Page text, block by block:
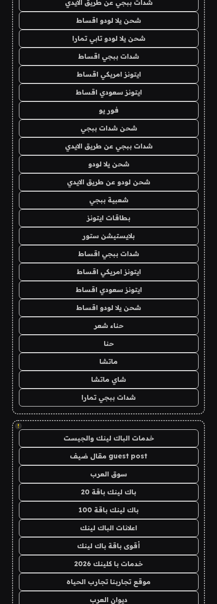
شدات ببجي عن طريق الايدي
شحن يلا لودو اقساط
شحن يلا لودو تابي تمارا
شدات ببجي اقساط
ايتونز امريكي اقساط
ايتونز سعودي اقساط
فور يو
شحن شدات ببجي
شدات ببجي عن طريق الايدي
شحن يلا لودو
شحن لودو عن طريق الايدي
شعبية ببجي
بطاقات ايتونز
بلايستيشن ستور
شدات ببجي اقساط
ايتونز امريكي اقساط
ايتونز سعودي اقساط
شحن يلا لودو اقساط
حناء شعر
حنا
ماتشا
شاي ماتشا
شدات ببجي تمارا
!
خدمات الباك لينك والجيست
guest post مقال ضيف
سوق العرب
باك لينك باقة 20
باك لينك باقة 100
اعلانات الباك لينك
أقوى باقة باك لينك
خدمات با كلينك 2026
موقع تجاربنا تجارب الحياه
ديوان العرب